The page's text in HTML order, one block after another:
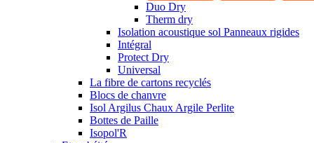
Duo Dry
Therm dry
Isolation acoustique sol Panneaux rigides
Intégral
Protect Dry
Universal
La fibre de cartons recyclés
Blocs de chanvre
Isol Argilus Chaux Argile Perlite
Bottes de Paille
Isopol'R